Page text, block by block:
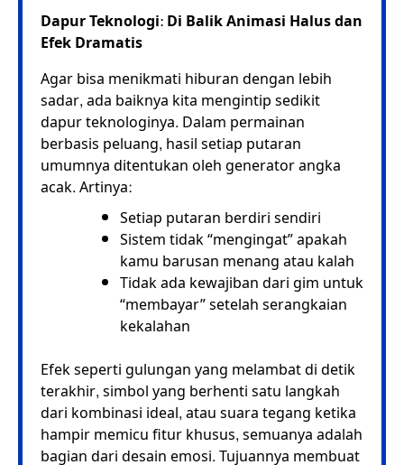
Dapur Teknologi: Di Balik Animasi Halus dan
Efek Dramatis
Agar bisa menikmati hiburan dengan lebih
sadar, ada baiknya kita mengintip sedikit
dapur teknologinya. Dalam permainan
berbasis peluang, hasil setiap putaran
umumnya ditentukan oleh generator angka
acak. Artinya:
Setiap putaran berdiri sendiri
Sistem tidak “mengingat” apakah
kamu barusan menang atau kalah
Tidak ada kewajiban dari gim untuk
“membayar” setelah serangkaian
kekalahan
Efek seperti gulungan yang melambat di detik
terakhir, simbol yang berhenti satu langkah
dari kombinasi ideal, atau suara tegang ketika
hampir memicu fitur khusus, semuanya adalah
bagian dari desain emosi. Tujuannya membuat